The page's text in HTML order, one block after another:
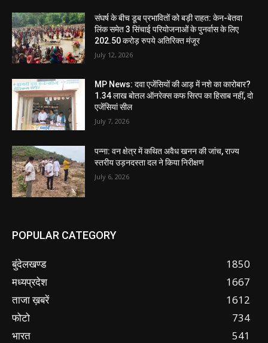
संघर्ष के बीच डूब प्रभावितों को बड़ी राहत: केन-बेतवा
लिंक समेत 3 सिंचाई परियोजनाओं के पुनर्वास के लिए
202.50 करोड़ रुपये अतिरिक्त मंजूर
July 12, 2026
MP News: दवा एजेंसियों की आड़ में नशे का कारोबार?
1.34 लाख बोतल ऑनरेक्स कफ सिरप का हिसाब नहीं, दो
एजेंसियां सील
July 7, 2026
पन्ना: वन क्षेत्र में कथित अवैध खनन की जांच, राज्य
स्तरीय उड़नदस्ता दल ने किया निरीक्षण
July 6, 2026
POPULAR CATEGORY
बुंदेलखण्ड
1850
मध्यप्रदेश
1667
ताजा ख़बरें
1612
फोटो
734
भारत
541